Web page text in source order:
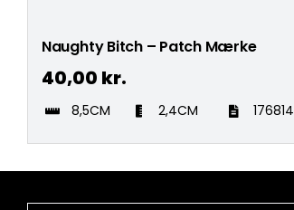
Naughty Bitch – Patch Mærke
40,00 kr.
8,5CM 2,4CM 176814